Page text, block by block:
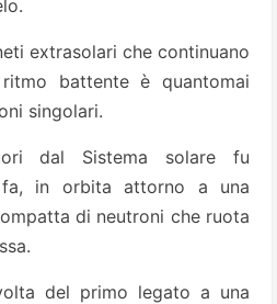
extrasolari che continuano
battente è quantomai
singolari.
dal Sistema solare fu
in orbita attorno a una
di neutroni che ruota
del primo legato a una